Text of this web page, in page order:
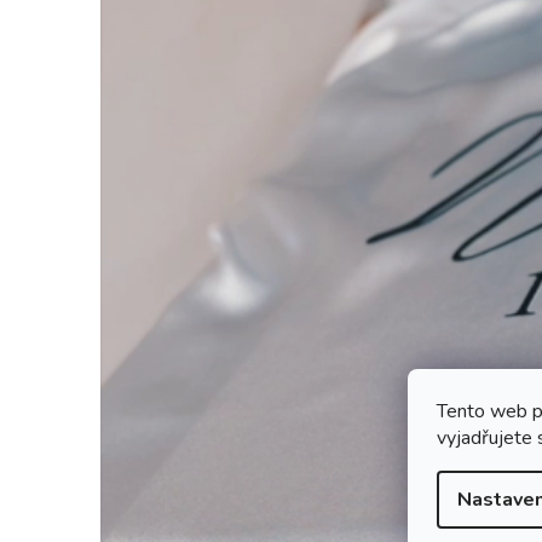
Tento web
vyjadřujete